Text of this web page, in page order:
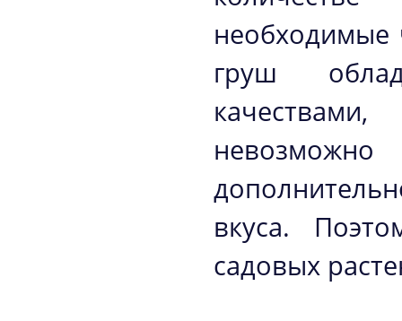
необходимые
груш
вкуса.
садовых